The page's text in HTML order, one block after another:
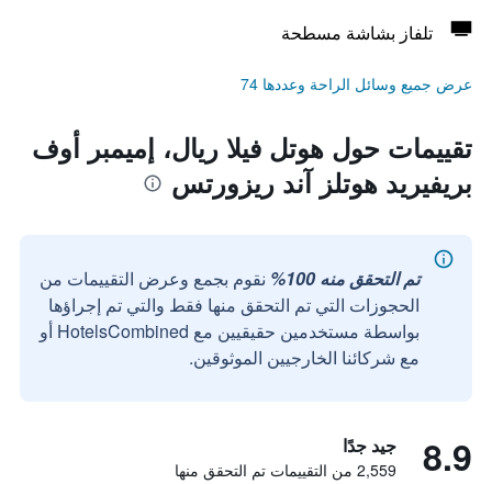
تلفاز بشاشة مسطحة
عرض جميع وسائل الراحة وعددها 74
تقييمات حول هوتل فيلا ريال، إميمبر أوف
بريفيريد هوتلز آند ريزورتس
تم التحقق منه 100%
نقوم بجمع وعرض التقييمات من
الحجوزات التي تم التحقق منها فقط والتي تم إجراؤها
بواسطة مستخدمين حقيقيين مع HotelsCombined أو
مع شركائنا الخارجيين الموثوقين.
8.9 جيد جدًا
2,559 من التقييمات تم التحقق منها